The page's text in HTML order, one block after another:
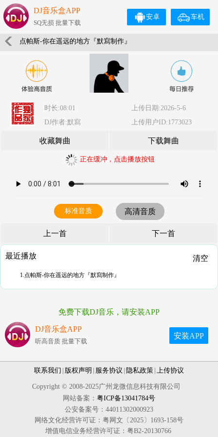
DJ音乐盒APP
SQ无损 批量下载
车机
安卓
点帕斯-你在遥远的地方『默寫制作』
时长:08:01
上传日期:2026-5-6
DJ作者:默寫
上传用户ID:1773023
收藏舞曲 下载舞曲
正在缓冲，点击播放按钮
标准音质 高清音质
上一首 下一首
最近播放 清空
1.点帕斯-你在遥远的地方『默寫制作』
免费下载DJ音乐，请安装APP
DJ音乐盒APP
听高音质 批量下载
安装APP
联系我们 版权声明 服务协议 隐私政策 上传协议
Copyright © 2008-2025广州龙微信息科技有限公司
网站备案： 粤ICP备13041784号
公安备案号：44011302000923
网络文化经营许可证：粤网文〔2025〕1693-158号
增值电信业务经营许可证：粤B2-20130766